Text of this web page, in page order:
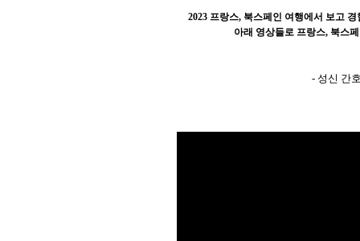
2023 프랑스, 북스페인 여행에서 보고
아래 영상들로 프랑스, 북스
- 성신 간